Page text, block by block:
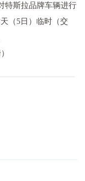
特斯拉品牌车辆进行
（5日）临时（交